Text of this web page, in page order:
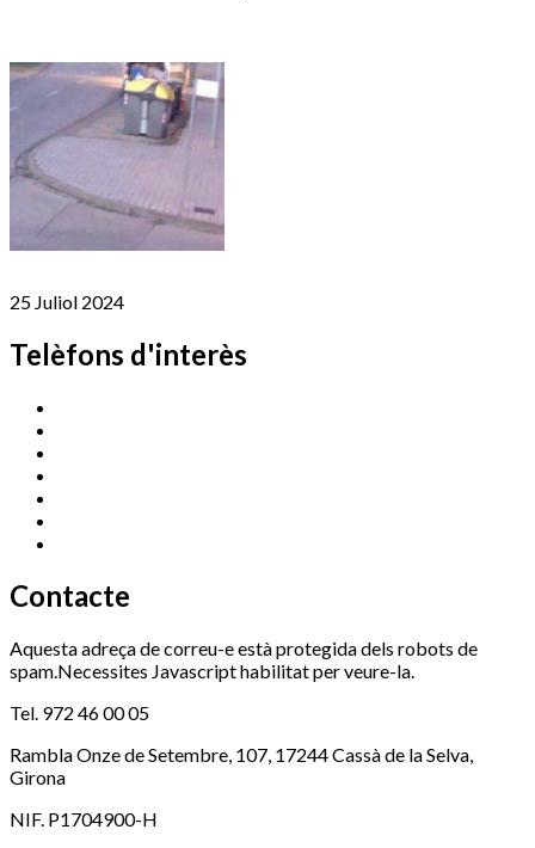
25 Juliol 2024
Telèfons d'interès
Contacte
Aquesta adreça de correu-e està protegida dels robots de
spam.Necessites Javascript habilitat per veure-la.
Tel. 972 46 00 05
Rambla Onze de Setembre, 107, 17244 Cassà de la Selva,
Girona
NIF. P1704900-H